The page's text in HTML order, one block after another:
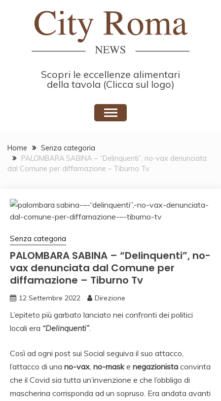
Scopri le eccellenze alimentari
della tavola (Clicca sul logo)
Home
Senza categoria
PALOMBARA SABINA – “Delinquenti”, no-vax denunciata
dal Comune per diffamazione – Tiburno Tv
Senza categoria
PALOMBARA SABINA – “Delinquenti”, no-
vax denunciata dal Comune per
diffamazione – Tiburno Tv
12 Settembre 2022 Direzione
L’epiteto più garbato lanciato nei confronti dei politici
locali era “Delinquenti”.
Così ad ogni post sui Social seguiva il suo attacco,
l’attacco di una no-vax, no-maske negazionista convinta
che il Covid sia tutta un’invenzione e che l’obbligo di
mascherina corrisponda ad un sopruso. Era andata avanti